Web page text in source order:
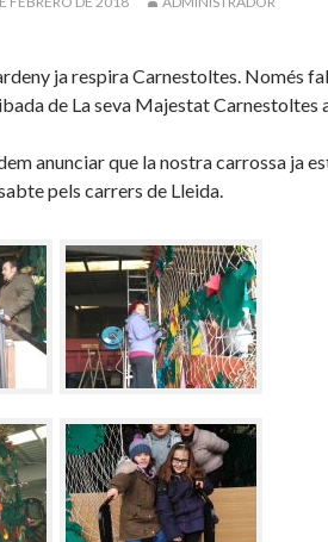
ja respira Carnestoltes. Només
de La seva Majestat Carnestoltes
anunciar que la nostra carrossa ja
pels carrers de Lleida.